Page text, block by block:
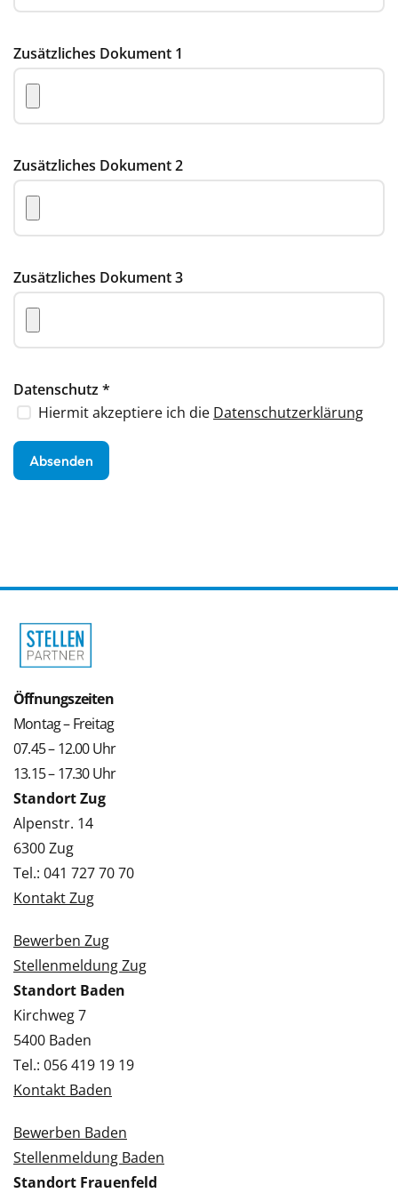
Zusätzliches Dokument 1
Zusätzliches Dokument 2
Zusätzliches Dokument 3
Datenschutz*
Hiermit akzeptiere ich die Datenschutzerklärung
Öffnungszeiten
Montag – Freitag
07.45 – 12.00 Uhr
13.15 – 17.30 Uhr
Standort Zug
Alpenstr. 14
6300 Zug
Tel.: 041 727 70 70
Kontakt Zug
Bewerben Zug
Stellenmeldung Zug
Standort Baden
Kirchweg 7
5400 Baden
Tel.: 056 419 19 19
Kontakt Baden
Bewerben Baden
Stellenmeldung Baden
Standort Frauenfeld